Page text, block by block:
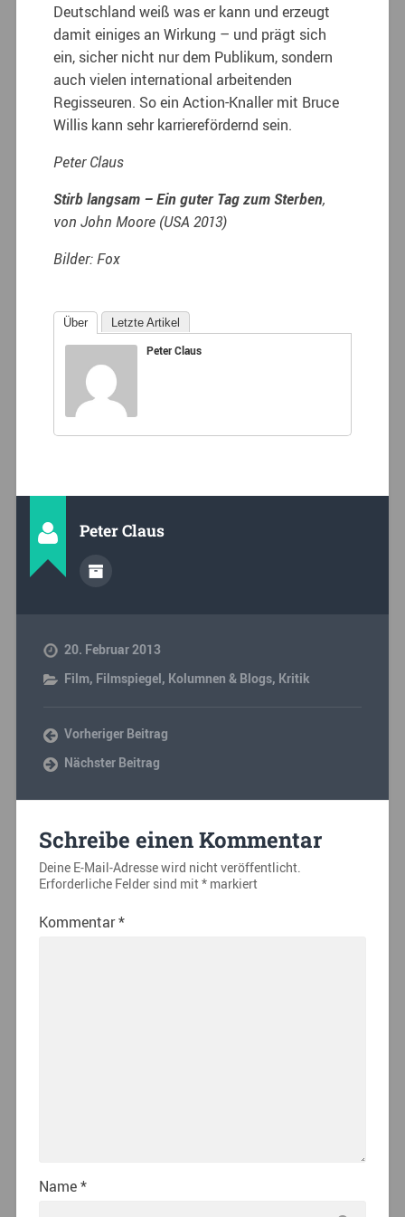
Deutschland weiß was er kann und erzeugt
damit einiges an Wirkung – und prägt sich
ein, sicher nicht nur dem Publikum, sondern
auch vielen international arbeitenden
Regisseuren. So ein Action-Knaller mit Bruce
Willis kann sehr karrierefördernd sein.
Peter Claus
Stirb langsam – Ein guter Tag zum Sterben,
von John Moore (USA 2013)
Bilder: Fox
Über Letzte Artikel
Peter Claus
Peter Claus
20. Februar 2013
Film, Filmspiegel, Kolumnen & Blogs, Kritik
Vorheriger Beitrag
Nächster Beitrag
Schreibe einen Kommentar
Deine E-Mail-Adresse wird nicht veröffentlicht.
Erforderliche Felder sind mit*markiert
Kommentar*
Name*